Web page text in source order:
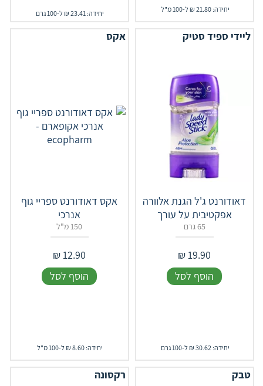
יחידה: 21.80 ₪ ל-100 מ"ל יחידה: 23.41 ₪ ל-100 גרם
ליידי ספיד סטיק
דאודורנט ג'ל הגנת אלוורה
אפקטיבית על עורך
65 גרם
19.90
₪
הוסף לסל
יחידה: 30.62 ₪ ל-100 גרם
אקס
אקס דאודורנט ספריי גוף
אנרכי
150 מ"ל
12.90
₪
הוסף לסל
יחידה: 8.60 ₪ ל-100 מ"ל
טבק רקסונה